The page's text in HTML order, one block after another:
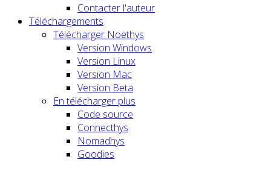
Forum
Contacter l'auteur
Téléchargements
Télécharger Noethys
Version Windows
Version Linux
Version Mac
Version Beta
En télécharger plus
Code source
Connecthys
Nomadhys
Goodies